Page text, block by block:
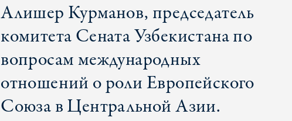
Алишер Курманов, председатель
комитета Сената Узбекистана по
вопросам международных
отношений о роли Европейского
Союза в Центральной Азии.